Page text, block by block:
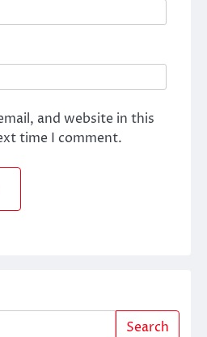
and website in this
time I comment.
Search